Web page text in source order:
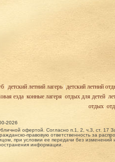
| детский летний лагерь| детский летний
езда, конные лагеря, отдых для детей,
отдых,
2026
офертой. Согласно п.1, 2, ч.3, ст.
правовую ответственность за
при условии ее передачи без
информации.